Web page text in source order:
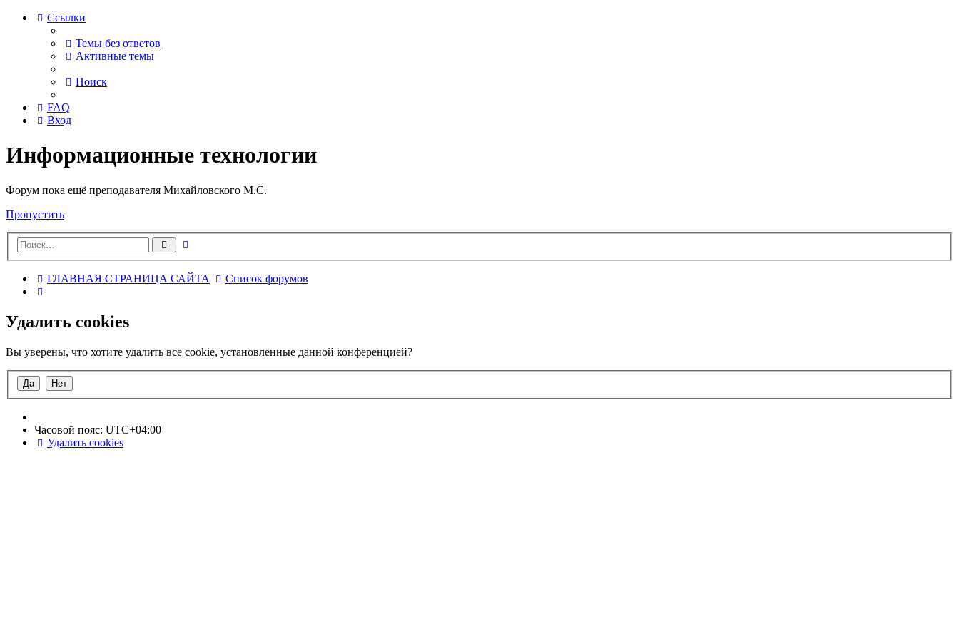
Ссылки
Темы без ответов
Активные темы
Поиск
FAQ
Вход
Информационные технологии
Форум пока ещё преподавателя Михайловского М.С.
Пропустить
Поиск
ГЛАВНАЯ СТРАНИЦА САЙТА
Список форумов
Удалить cookies
Вы уверены, что хотите удалить все cookie, установленные данной конференцией?
Часовой пояс: UTC+04:00
Удалить cookies